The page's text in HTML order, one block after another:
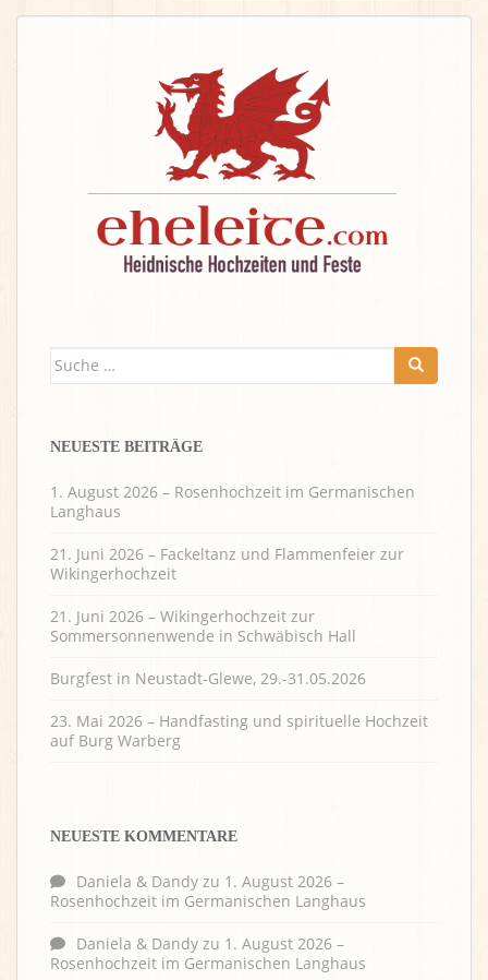
Suche
NEUESTE BEITRÄGE
1. August 2026 – Rosenhochzeit im Germanischen
Langhaus
21. Juni 2026 – Fackeltanz und Flammenfeier zur
Wikingerhochzeit
21. Juni 2026 – Wikingerhochzeit zur
Sommersonnenwende in Schwäbisch Hall
Burgfest in Neustadt-Glewe, 29.-31.05.2026
23. Mai 2026 – Handfasting und spirituelle Hochzeit
auf Burg Warberg
NEUESTE KOMMENTARE
Daniela & Dandy zu 1. August 2026 –
Rosenhochzeit im Germanischen Langhaus
Daniela & Dandy zu 1. August 2026 –
Rosenhochzeit im Germanischen Langhaus